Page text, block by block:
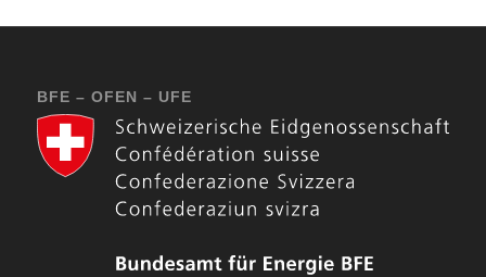
BFE – OFEN – UFE